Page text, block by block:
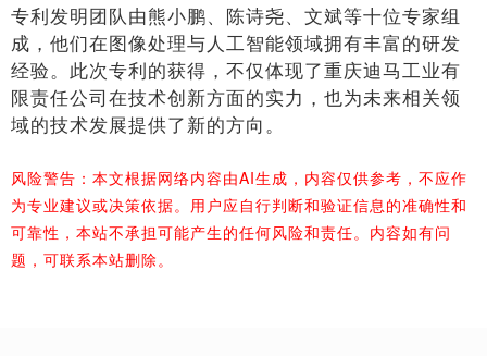
专利发明团队由熊小鹏、陈诗尧、文斌等十位专家组
成，他们在图像处理与人工智能领域拥有丰富的研发
经验。此次专利的获得，不仅体现了重庆迪马工业有
限责任公司在技术创新方面的实力，也为未来相关领
域的技术发展提供了新的方向。
风险警告：本文根据网络内容由AI生成，内容仅供参考，不应作
为专业建议或决策依据。用户应自行判断和验证信息的准确性和
可靠性，本站不承担可能产生的任何风险和责任。内容如有问
题，可联系本站删除。